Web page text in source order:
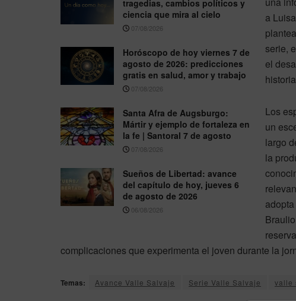
tragedias, cambios políticos y
ciencia que mira al cielo
07/08/2026
Horóscopo de hoy viernes 7 de
agosto de 2026: predicciones
gratis en salud, amor y trabajo
07/08/2026
Santa Afra de Augsburgo:
Mártir y ejemplo de fortaleza en
la fe | Santoral 7 de agosto
07/08/2026
Sueños de Libertad: avance
del capítulo de hoy, jueves 6
de agosto de 2026
06/08/2026
a
serie,
el
Los
un
largo
la
complicaciones que experimenta el joven durante la
Temas: Avance Valle Salvaje Serie Valle Salvaje valle